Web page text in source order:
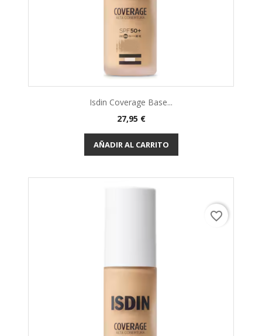
Isdin Coverage Base...
27,95 €
AÑADIR AL CARRITO
favorite_border